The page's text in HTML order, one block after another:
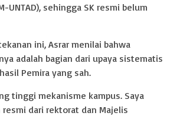
UNTAD), sehingga SK resmi belum
ini, Asrar menilai bahwa
adalah bagian dari upaya sistematis
Pemira yang sah.
tinggi mekanisme kampus. Saya
dari rektorat dan Majelis